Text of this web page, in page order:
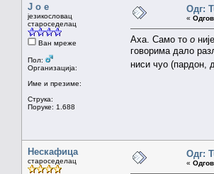
J o e
језикословац
староседелац
Ван мреже
Пол:
Организација:
Име и презиме:
Струка:
Поруке: 1.688
Одг:
«
Аха. Само то о
говорима дало
ниси чуо (пардон,
Нескафица
староседелац
Одг:
«